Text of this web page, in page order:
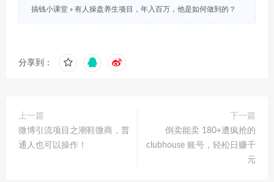
搞钱小课堂 » ​有人操盘养生项目，年入百万，他是如何做到的？
分享到：
上一篇
微博引流项目之潮鞋微商，普
通人也可以操作！
下一篇
倒卖能卖 180+遭疯抢的
clubhouse 账号，轻松日赚千
元